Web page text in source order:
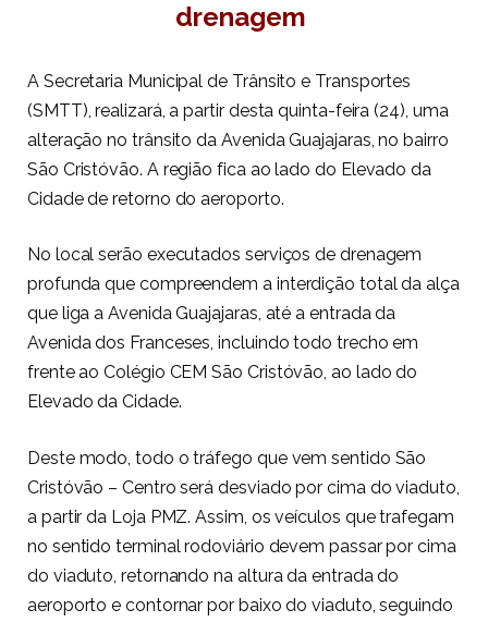
drenagem
A Secretaria Municipal de Trânsito e Transportes
(SMTT), realizará, a partir desta quinta-feira (24), uma
alteração no trânsito da Avenida Guajajaras, no bairro
São Cristóvão. A região fica ao lado do Elevado da
Cidade de retorno do aeroporto.
No local serão executados serviços de drenagem
profunda que compreendem a interdição total da alça
que liga a Avenida Guajajaras, até a entrada da
Avenida dos Franceses, incluindo todo trecho em
frente ao Colégio CEM São Cristóvão, ao lado do
Elevado da Cidade.
Deste modo, todo o tráfego que vem sentido São
Cristóvão – Centro será desviado por cima do viaduto,
a partir da Loja PMZ. Assim, os veículos que trafegam
no sentido terminal rodoviário devem passar por cima
do viaduto, retornando na altura da entrada do
aeroporto e contornar por baixo do viaduto, seguindo